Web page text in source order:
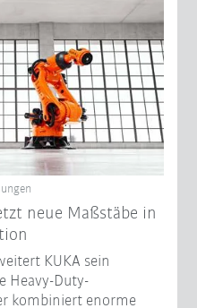
neue Maßstäbe in
KUKA sein
Heavy-Duty-
kombiniert enorme